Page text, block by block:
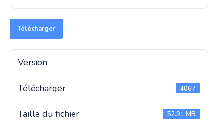
Télécharger
Version
Télécharger 4067
Taille du fichier 52.91 MB